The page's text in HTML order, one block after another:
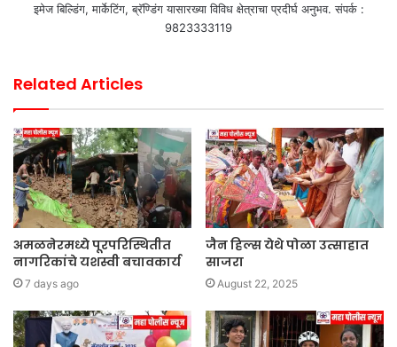
इमेज बिल्डिंग, मार्केटिंग, ब्रॅण्डिंग यासारख्या विविध क्षेत्राचा प्रदीर्घ अनुभव. संपर्क :
9823333119
Related Articles
अमळनेरमध्ये पूरपरिस्थितीत
नागरिकांचे यशस्वी बचावकार्य
7 days ago
जैन हिल्स येथे पोळा उत्साहात
साजरा
August 22, 2025